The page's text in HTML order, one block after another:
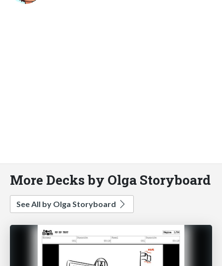
More Decks by Olga Storyboard
See All by Olga Storyboard